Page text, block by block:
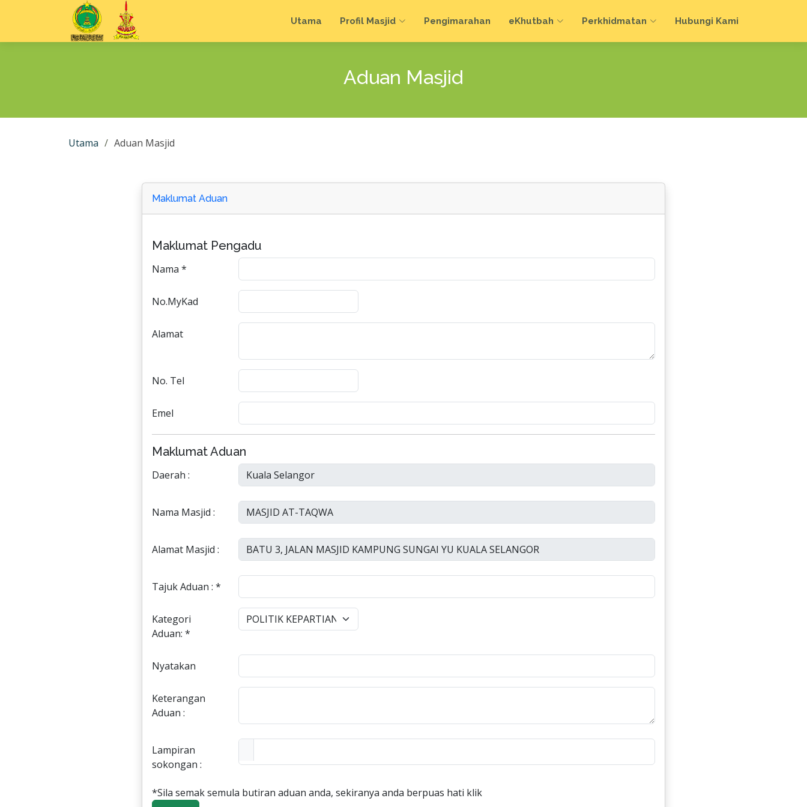
Utama Profil Masjid Pengimarahan eKhutbah Perkhidmatan Hubungi Kami
Aduan Masjid
Utama Aduan Masjid
Maklumat Aduan
Maklumat Pengadu
Nama *
No.MyKad
Alamat
No. Tel
Emel
Maklumat Aduan
Daerah :
Nama Masjid :
Alamat Masjid :
Tajuk Aduan : *
Kategori
Aduan: *
Nyatakan
Keterangan
Aduan :
Lampiran
sokongan :
*Sila semak semula butiran aduan anda, sekiranya anda berpuas hati klik